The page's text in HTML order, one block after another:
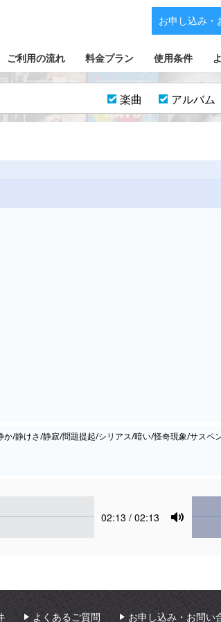
ご利用の流れ 料金プラン 使用条件
お申し込み・
楽曲 アルバム
/静けさ/静寂/問題提起/シリアス/暗い/怪奇現象/サスペ
Current
02:13 / 02:13
Mute
よくあるご質問 お申し込み・お問い